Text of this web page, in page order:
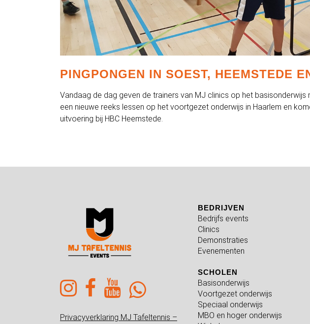
PINGPONGEN IN SOEST, HEEMSTEDE
Vandaag de dag geven de trainers van MJ clinics op het
een nieuwe reeks lessen op het voortgezet onderwijs in Haarlem en
uitvoering bij HBC Heemstede.
Privacyverklaring MJ Tafeltennis –
BEDRIJVEN
Bedrijfs events
Clinics
Demonstraties
Evenementen
SCHOLEN
Basisonderwijs
Voortgezet onderwijs
Speciaal onderwijs
MBO en hoger onderwijs